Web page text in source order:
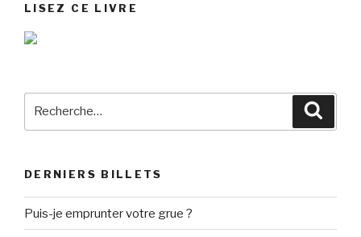
LISEZ CE LIVRE
DERNIERS BILLETS
Puis-je emprunter votre grue ?